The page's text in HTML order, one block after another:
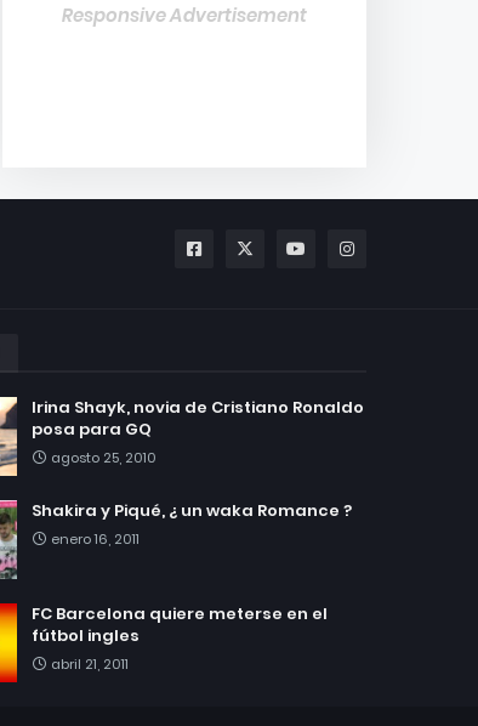
Responsive Advertisement
Irina Shayk, novia de Cristiano Ronaldo
posa para GQ
agosto 25, 2010
Shakira y Piqué, ¿ un waka Romance ?
enero 16, 2011
FC Barcelona quiere meterse en el
fútbol ingles
abril 21, 2011